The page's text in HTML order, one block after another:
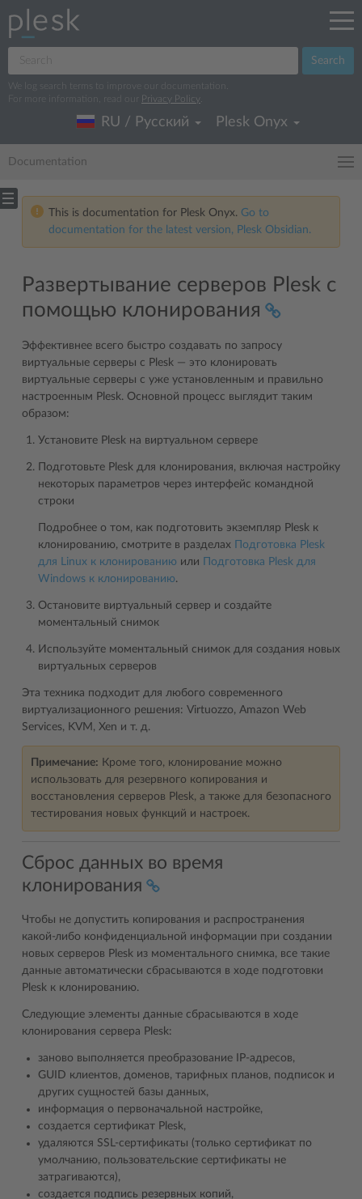
Search
We log search terms to improve our documentation.
For more information, read our
Privacy Policy
RU / Русский Plesk Onyx
Documentation
This is documentation for Plesk Onyx. Go to
documentation for the latest version, Plesk Obsidian.
Развертывание серверов Plesk с
помощью клонирования
Эффективнее всего быстро создавать по запросу
виртуальные серверы с Plesk ― это клонировать
виртуальные серверы с уже установленным и правильно
настроенным Plesk. Основной процесс выглядит таким
образом:
Установите Plesk на виртуальном сервере
Подготовьте Plesk для клонирования, включая настройку
некоторых параметров через интерфейс командной
строки
Подробнее о том, как подготовить экземпляр Plesk к
клонированию, смотрите в разделах
Подготовка Plesk
для Linux к клонированию или
Подготовка Plesk для
Windows к клонированию.
Остановите виртуальный сервер и создайте
моментальный снимок
Используйте моментальный снимок для создания новых
виртуальных серверов
Эта техника подходит для любого современного
виртуализационного решения: Virtuozzo, Amazon Web
Services, KVM, Xen и т. д.
Примечание: Кроме того, клонирование можно
использовать для резервного копирования и
восстановления серверов Plesk, а также для безопасного
тестирования новых функций и настроек.
Сброс данных во время
клонирования
Чтобы не допустить копирования и распространения
какой-либо конфиденциальной информации при создании
новых серверов Plesk из моментального снимка, все такие
данные автоматически сбрасываются в ходе подготовки
Plesk к клонированию.
Следующие элементы данные сбрасываются в ходе
клонирования сервера Plesk:
заново выполняется преобразование IP-адресов,
GUID клиентов, доменов, тарифных планов, подписок и
других сущностей базы данных,
информация о первоначальной настройке,
создается сертификат Plesk,
удаляются SSL-сертификаты (только сертификат по
умолчанию, пользовательские сертификаты не
затрагиваются),
создается подпись резервных копий,